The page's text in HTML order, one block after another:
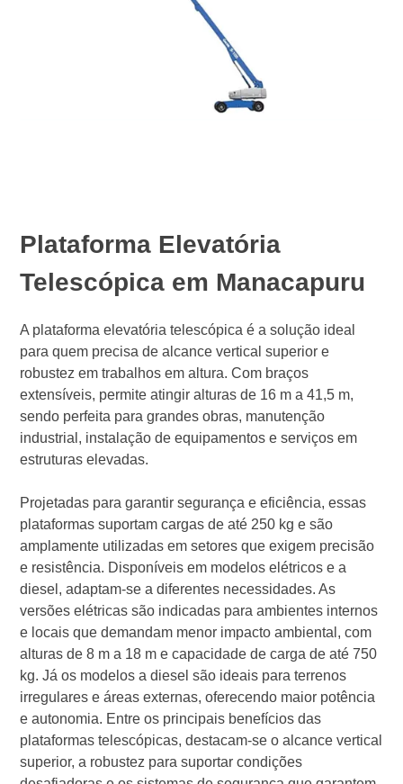
Plataforma Elevatória
Telescópica em Manacapuru
A plataforma elevatória telescópica é a solução ideal
para quem precisa de alcance vertical superior e
robustez em trabalhos em altura. Com braços
extensíveis, permite atingir alturas de 16 m a 41,5 m,
sendo perfeita para grandes obras, manutenção
industrial, instalação de equipamentos e serviços em
estruturas elevadas.
Projetadas para garantir segurança e eficiência, essas
plataformas suportam cargas de até 250 kg e são
amplamente utilizadas em setores que exigem precisão
e resistência. Disponíveis em modelos elétricos e a
diesel, adaptam-se a diferentes necessidades. As
versões elétricas são indicadas para ambientes internos
e locais que demandam menor impacto ambiental, com
alturas de 8 m a 18 m e capacidade de carga de até 750
kg. Já os modelos a diesel são ideais para terrenos
irregulares e áreas externas, oferecendo maior potência
e autonomia. Entre os principais benefícios das
plataformas telescópicas, destacam-se o alcance vertical
superior, a robustez para suportar condições